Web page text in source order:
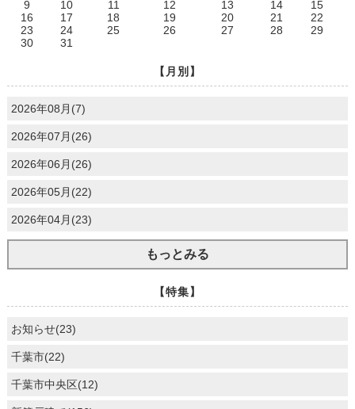
9
10 11 12 13 14
15
16
17 18 19 20 21
22
23
24 25 26 27 28
29
30
31
【月別】
2026年08月(7)
2026年07月(26)
2026年06月(26)
2026年05月(22)
2026年04月(23)
もっとみる
【特集】
お知らせ(23)
千葉市(22)
千葉市中央区(12)